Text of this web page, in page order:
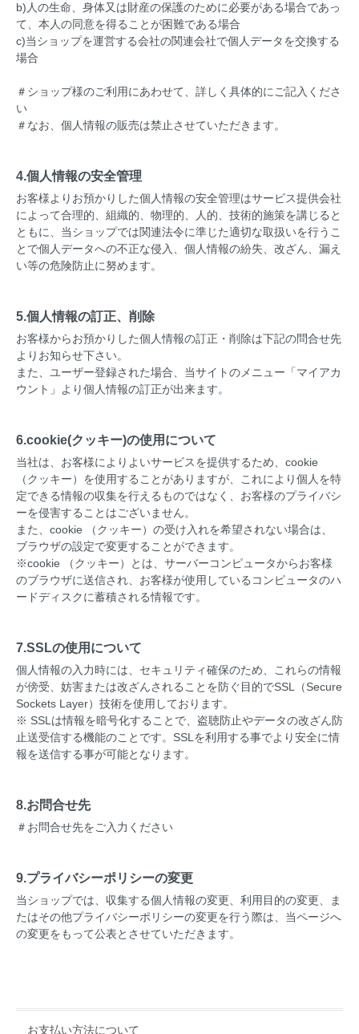
b)人の生命、身体又は財産の保護のために必要がある場合であっ
て、本人の同意を得ることが困難である場合
c)当ショップを運営する会社の関連会社で個人データを交換する
場合
＃ショップ様のご利用にあわせて、詳しく具体的にご記入くださ
い
＃なお、個人情報の販売は禁止させていただきます。
4.個人情報の安全管理
お客様よりお預かりした個人情報の安全管理はサービス提供会社
によって合理的、組織的、物理的、人的、技術的施策を講じると
ともに、当ショップでは関連法令に準じた適切な取扱いを行うこ
とで個人データへの不正な侵入、個人情報の紛失、改ざん、漏え
い等の危険防止に努めます。
5.個人情報の訂正、削除
お客様からお預かりした個人情報の訂正・削除は下記の問合せ先
よりお知らせ下さい。
また、ユーザー登録された場合、当サイトのメニュー「マイアカ
ウント」より個人情報の訂正が出来ます。
6.cookie(クッキー)の使用について
当社は、お客様によりよいサービスを提供するため、cookie
（クッキー）を使用することがありますが、これにより個人を特
定できる情報の収集を行えるものではなく、お客様のプライバシ
ーを侵害することはございません。
また、cookie （クッキー）の受け入れを希望されない場合は、
ブラウザの設定で変更することができます。
※cookie （クッキー）とは、サーバーコンピュータからお客様
のブラウザに送信され、お客様が使用しているコンピュータのハ
ードディスクに蓄積される情報です。
7.SSLの使用について
個人情報の入力時には、セキュリティ確保のため、これらの情報
が傍受、妨害または改ざんされることを防ぐ目的でSSL（Secure
Sockets Layer）技術を使用しております。
※ SSLは情報を暗号化することで、盗聴防止やデータの改ざん防
止送受信する機能のことです。SSLを利用する事でより安全に情
報を送信する事が可能となります。
8.お問合せ先
＃お問合せ先をご入力ください
9.プライバシーポリシーの変更
当ショップでは、収集する個人情報の変更、利用目的の変更、ま
たはその他プライバシーポリシーの変更を行う際は、当ページへ
の変更をもって公表とさせていただきます。
お支払い方法について